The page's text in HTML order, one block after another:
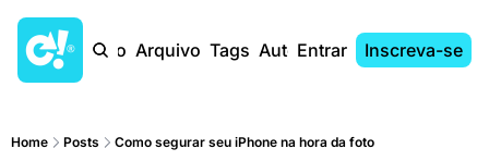
Início Arquivo Tags AutoresEntrar Inscreva-se
Home Posts Como segurar seu iPhone na hora da foto